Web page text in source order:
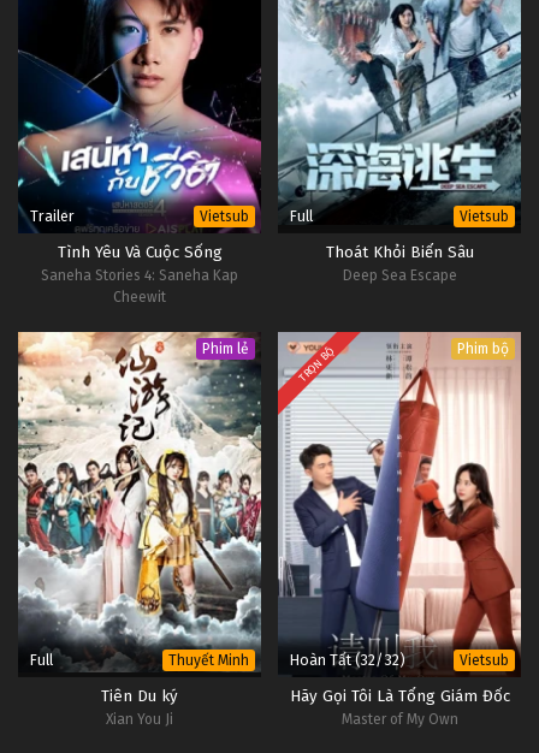
Trailer Vietsub
Tình Yêu Và Cuộc Sống
Saneha Stories 4: Saneha Kap
Cheewit
Full Vietsub
Thoát Khỏi Biển Sâu
Deep Sea Escape
Phim lẻ
Full Thuyết Minh
Tiên Du ký
Xian You Ji
TRỌN BỘ Phim bộ
Hoàn Tất (32/32) Vietsub
Hãy Gọi Tôi Là Tổng Giám Đốc
Master of My Own